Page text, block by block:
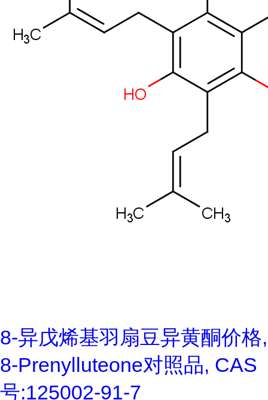
8-异戊烯基羽扇豆异黄酮价格,
8-Prenylluteone对照品, CAS
号:125002-91-7